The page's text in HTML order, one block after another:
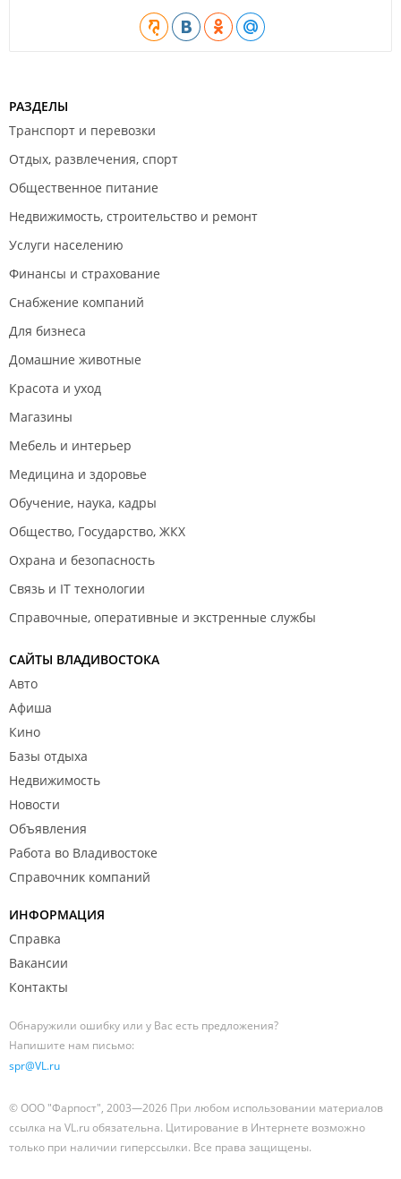
Фасонные элементы вентиляции;
Дымоходы из нержавеющей стали.
Сверление толстых листов из нержавеющей стали;
Гибка труб на трубогибочном станке;
Нарезка резьбы на трубы;
Расточные работы;
нержавеющей стали толщиной до 1,2 мм;
Обточка изделий из металла и т.д.
РАЗДЕЛЫ
Транспорт и перевозки
Отдых, развлечения, спорт
Общественное питание
Недвижимость, строительство и ремонт
Услуги населению
Финансы и страхование
Снабжение компаний
Для бизнеса
Домашние животные
Красота и уход
Магазины
Мебель и интерьер
Медицина и здоровье
Обучение, наука, кадры
Общество, Государство, ЖКХ
Охрана и безопасность
Связь и IT технологии
Справочные, оперативные и экстренные службы
САЙТЫ ВЛАДИВОСТОКА
Авто
Афиша
Кино
Базы отдыха
Недвижимость
Новости
Объявления
Работа во Владивостоке
Справочник компаний
ИНФОРМАЦИЯ
Справка
Вакансии
Контакты
Обнаружили ошибку или у Вас есть предложения?
Напишите нам письмо:
spr@VL.ru
© ООО "Фарпост", 2003—2026 При любом использовании материалов
ссылка на VL.ru обязательна. Цитирование в Интернете возможно
только при наличии гиперссылки. Все права защищены.